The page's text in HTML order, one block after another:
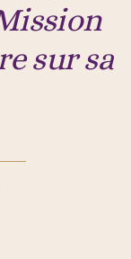
sur sa